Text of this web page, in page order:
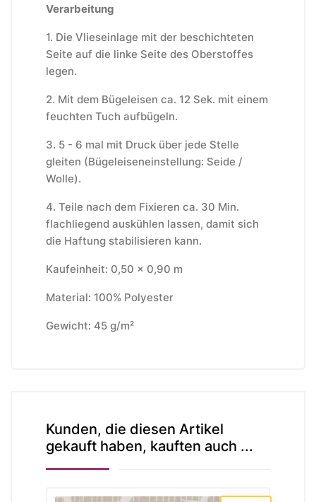
Verarbeitung
1. Die Vlieseinlage mit der beschichteten
Seite auf die linke Seite des Oberstoffes
legen.
2. Mit dem Bügeleisen ca. 12 Sek. mit einem
feuchten Tuch aufbügeln.
3. 5 - 6 mal mit Druck über jede Stelle
gleiten (Bügeleiseneinstellung: Seide /
Wolle).
4. Teile nach dem Fixieren ca. 30 Min.
flachliegend auskühlen lassen, damit sich
die Haftung stabilisieren kann.
Kaufeinheit: 0,50 x 0,90 m
Material: 100% Polyester
Gewicht: 45 g/m²
Kunden, die diesen Artikel
gekauft haben, kauften auch ...